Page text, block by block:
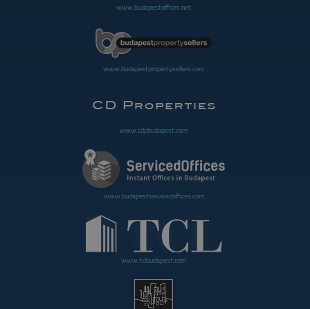
www.budapestoffices.net
www.budapestpropertysellers.com
www.cdpbudapest.com
www.budapestservicedoffices.com
www.tclbudapest.com